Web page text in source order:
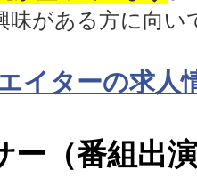
味がある方に向い
イターの求人
ー（番組出